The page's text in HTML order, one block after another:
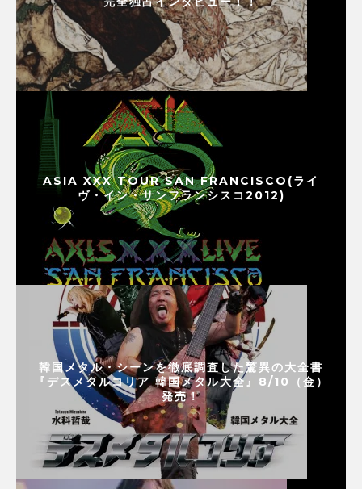
ASIA XXX TOUR SAN FRANCISCO(ライ
ヴ・イン・サンフランシスコ2012)
韓国メタル・シーンを徹底調査した驚異の大全書
『デスメタルコリア 韓国メタル大全』8/10（金）
発売！